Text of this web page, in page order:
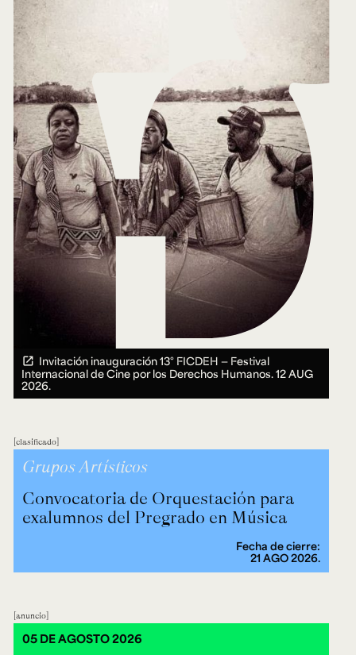
Invitación inauguración 13° FICDEH — Festival
Internacional de Cine por los Derechos Humanos.12 AUG
2026.
clasificado
Grupos Artísticos
Convocatoria de Orquestación para
exalumnos del Pregrado en Música
Fecha de cierre:
21 AGO 2026.
anuncio
05 DE AGOSTO 2026